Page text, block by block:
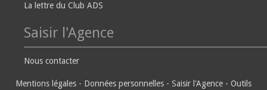
La lettre du Club ADS
Saisir l'Agence
Nous contacter
Mentions légales - Données personnelles - Saisir l'Agence - Outils